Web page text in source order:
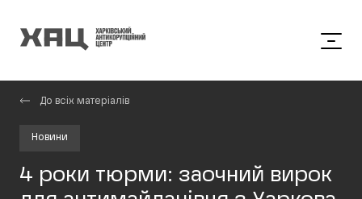
До всіх матеріалів
Новини
4 роки тюрми: заочний вирок